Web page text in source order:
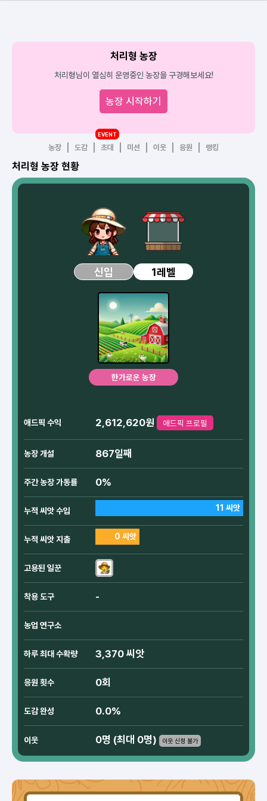
처리형 농장
처리형님이 열심히 운영중인 농장을 구경해보세요!
농장 시작하기
농장 도감 초대
EVENT
미션 이웃 응원 랭킹
처리형 농장 현황
신입 1레벨
한가로운 농장
애드픽 수익 2,612,620원 애드픽 프로필
농장 개설 867일째
주간 농장 가동률 0%
누적 씨앗 수입 11 씨앗
누적 씨앗 지출 0 씨앗
고용된 일꾼
착용 도구 -
농업 연구소
하루 최대 수확량 3,370 씨앗
응원 횟수 0회
도감 완성 0.0%
이웃 0명 (최대 0명) 이웃 신청 불가